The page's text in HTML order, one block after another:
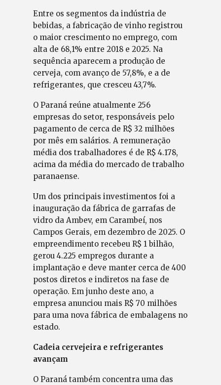
Entre os segmentos da indústria de
bebidas, a fabricação de vinho registrou
o maior crescimento no emprego, com
alta de 68,1% entre 2018 e 2025. Na
sequência aparecem a produção de
cerveja, com avanço de 57,8%, e a de
refrigerantes, que cresceu 43,7%.
O Paraná reúne atualmente 256
empresas do setor, responsáveis pelo
pagamento de cerca de R$ 32 milhões
por mês em salários. A remuneração
média dos trabalhadores é de R$ 4.178,
acima da média do mercado de trabalho
paranaense.
Um dos principais investimentos foi a
inauguração da fábrica de garrafas de
vidro da Ambev, em Carambeí, nos
Campos Gerais, em dezembro de 2025. O
empreendimento recebeu R$ 1 bilhão,
gerou 4.225 empregos durante a
implantação e deve manter cerca de 400
postos diretos e indiretos na fase de
operação. Em junho deste ano, a
empresa anunciou mais R$ 70 milhões
para uma nova fábrica de embalagens no
estado.
Cadeia cervejeira e refrigerantes
avançam
O Paraná também concentra uma das